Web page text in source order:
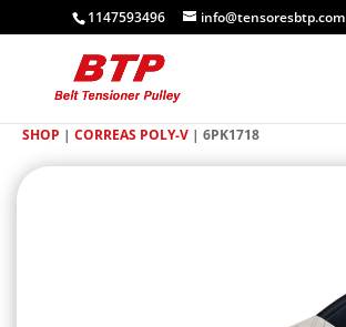
1147593496 info@tensoresbtp.com
SHOP | CORREAS POLY-V | 6PK1718